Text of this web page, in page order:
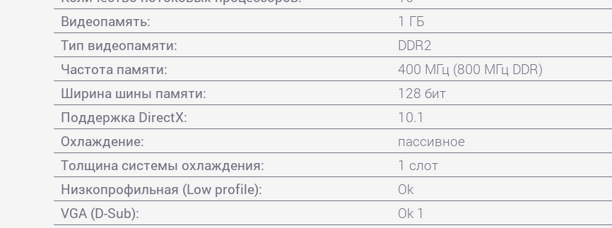
Видеопамять:
1 ГБ
Тип видеопамяти:
DDR2
Частота памяти:
400 МГц (800 МГц DDR)
Ширина шины памяти:
128 бит
Поддержка DirectX:
10.1
Охлаждение:
пассивное
Толщина системы охлаждения:
1 слот
Низкопрофильная (Low profile):
Ok
VGA (D-Sub):
Ok 1